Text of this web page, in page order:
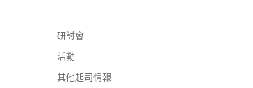
研討會
活動
其他起司情報